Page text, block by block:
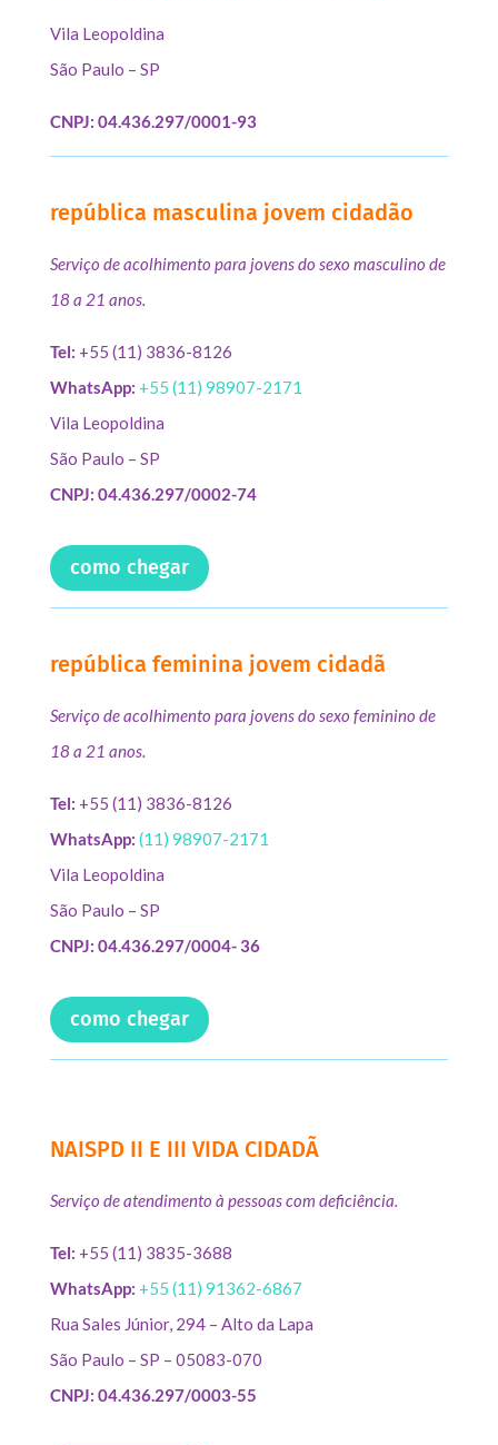
Vila Leopoldina
São Paulo – SP
CNPJ: 04.436.297/0001-93
república masculina jovem cidadão
Serviço de acolhimento para jovens do sexo masculino de
18 a 21 anos.
Tel: +55 (11) 3836-8126
WhatsApp: +55 (11) 98907-2171
Vila Leopoldina
São Paulo – SP
CNPJ: 04.436.297/0002-74
como chegar
república feminina jovem cidadã
Serviço de acolhimento para jovens do sexo feminino de
18 a 21 anos.
Tel: +55 (11) 3836-8126
WhatsApp: (11) 98907-2171
Vila Leopoldina
São Paulo – SP
CNPJ: 04.436.297/0004- 36
como chegar
NAISPD II E III VIDA CIDADÃ
Serviço de atendimento à pessoas com deficiência.
Tel: +55 (11) 3835-3688
WhatsApp: +55 (11) 91362-6867
Rua Sales Júnior, 294 – Alto da Lapa
São Paulo – SP – 05083-070
CNPJ: 04.436.297/0003-55